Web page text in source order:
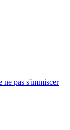
pas s'immiscer